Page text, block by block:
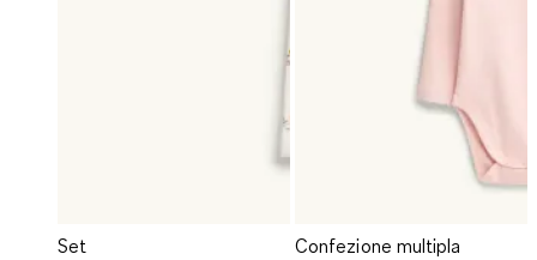
Set
Confezione multipla